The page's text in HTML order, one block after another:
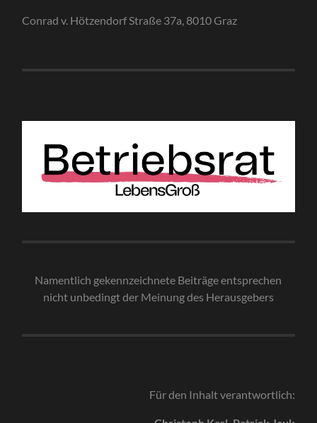
Conrad v. Hötzendorf Straße 37a, 8010 Graz
Namentlich gekennzeichnete Beiträge entsprechen
nicht unbedingt der Meinung des Herausgebers
Für den Inhalt verantwortlich: